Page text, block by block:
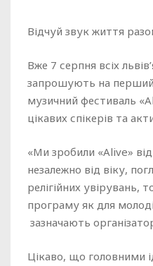
Відчуй звук життя
Вже 7 серпня всіх
запрошують на
музичний фестиваль
цікавих спікерів та
«Ми зробили «Alive»
незалежно від віку,
релігійних увірувань,
програму як для
зазначають
Цікаво, що головними